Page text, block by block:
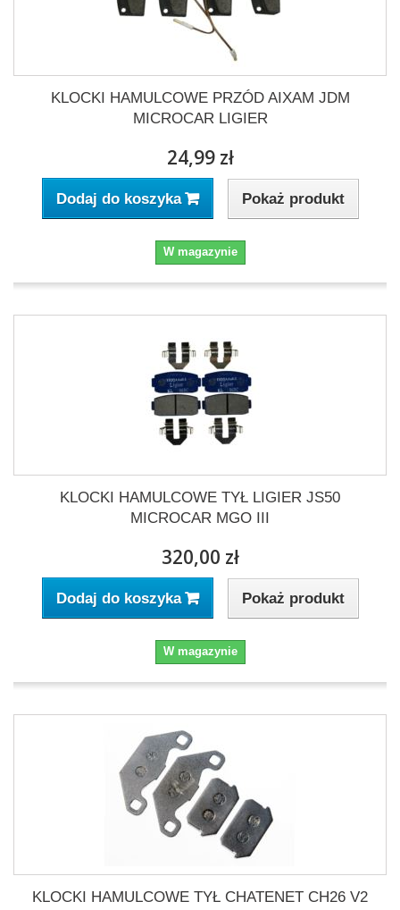
KLOCKI HAMULCOWE PRZÓD AIXAM JDM
MICROCAR LIGIER
24,99 zł
Dodaj do koszyka Pokaż produkt
W magazynie
KLOCKI HAMULCOWE TYŁ LIGIER JS50
MICROCAR MGO III
320,00 zł
Dodaj do koszyka Pokaż produkt
W magazynie
KLOCKI HAMULCOWE TYŁ CHATENET CH26 V2